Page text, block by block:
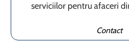
serviciilor pentru afaceri
Contact